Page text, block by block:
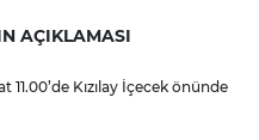
AÇIKLAMASI
11.00’de Kızılay İçecek önünde